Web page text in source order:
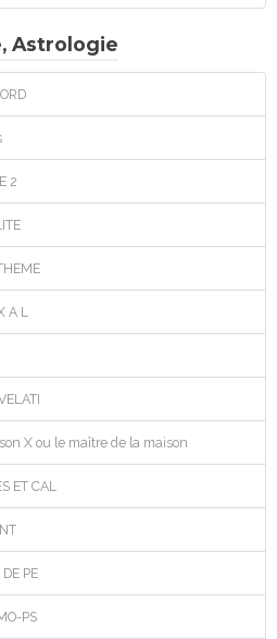
Astrologie
2
A L
X ou le maître de la maison
ET CAL
PE
PS